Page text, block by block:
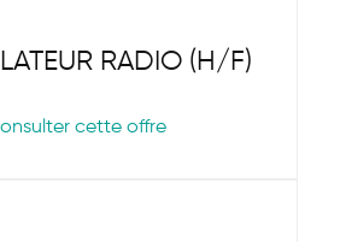
RADIO (H/F)
cette offre